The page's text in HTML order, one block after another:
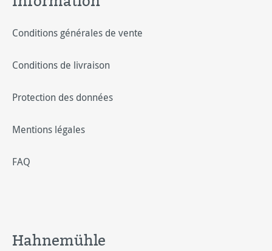
Conditions générales de vente
Conditions de livraison
Protection des données
Mentions légales
FAQ
Hahnemühle